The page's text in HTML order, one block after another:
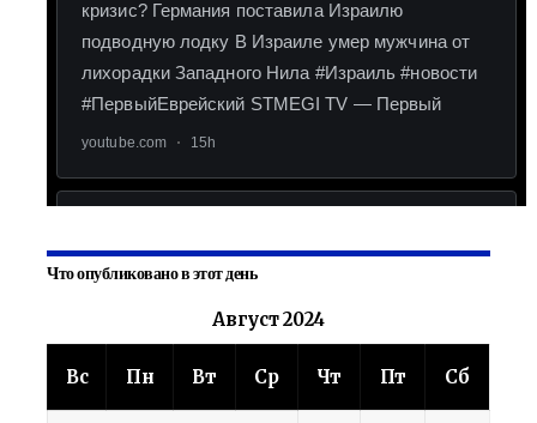
Что опубликовано в этот день
Август 2024
Вс Пн Вт Ср Чт Пт Сб